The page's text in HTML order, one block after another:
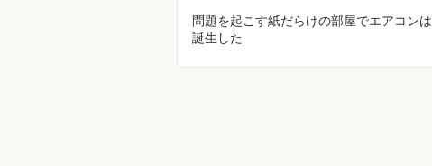
問題を起こす紙だらけの部屋でエアコンは
誕生した